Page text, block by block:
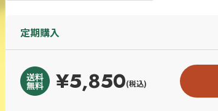
定期購入
¥5,850(税込)